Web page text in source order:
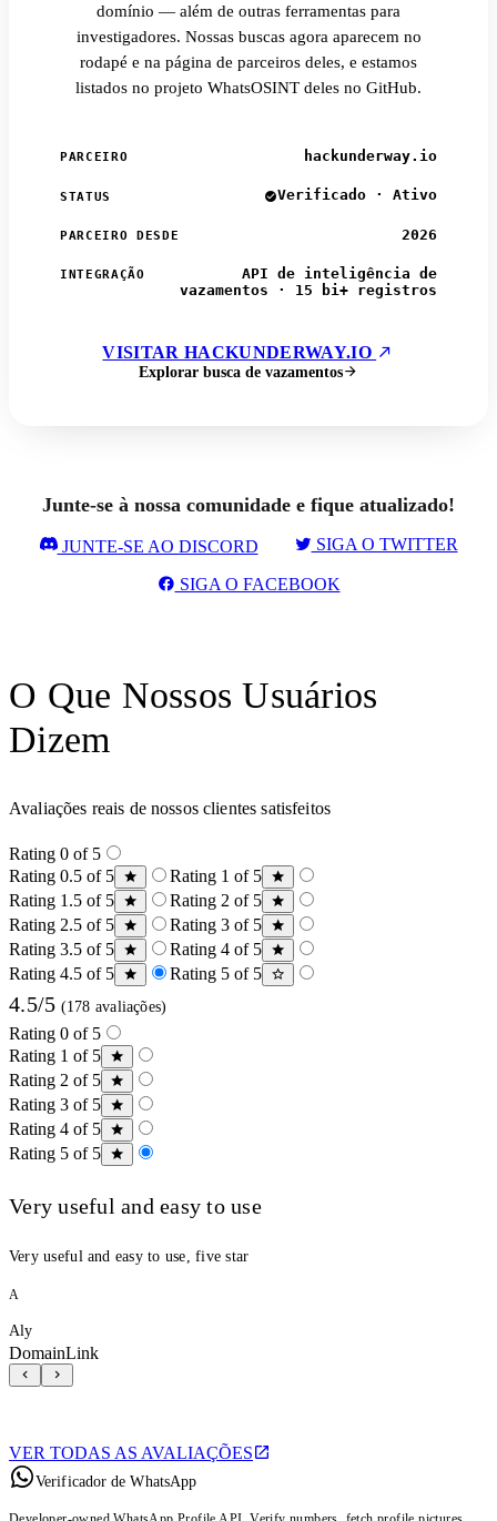
domínio — além de outras ferramentas para
investigadores. Nossas buscas agora aparecem no
rodapé e na página de parceiros deles, e estamos
listados no projeto WhatsOSINT deles no GitHub.
PARCEIRO hackunderway.io
STATUS Verificado · Ativo
PARCEIRO DESDE 2026
INTEGRAÇÃO
API de inteligência de
vazamentos · 15 bi+ registros
VISITAR HACKUNDERWAY.IO
Explorar busca de vazamentos
Junte-se à nossa comunidade e fique atualizado!
JUNTE-SE AO DISCORD SIGA O TWITTER
SIGA O FACEBOOK
O Que Nossos Usuários
Dizem
Avaliações reais de nossos clientes satisfeitos
Rating 0 of 5
Rating 0.5 of 5
Rating 1 of 5
Rating 1.5 of 5
Rating 2 of 5
Rating 2.5 of 5
Rating 3 of 5
Rating 3.5 of 5
Rating 4 of 5
Rating 4.5 of 5
Rating 5 of 5
4.5/5 (178 avaliações)
Rating 0 of 5
Rating 1 of 5
Rating 2 of 5
Rating 3 of 5
Rating 4 of 5
Rating 5 of 5
Very useful and easy to use
Very useful and easy to use, five star
A
Aly
DomainLink
VER TODAS AS AVALIAÇÕES
Verificador de WhatsApp